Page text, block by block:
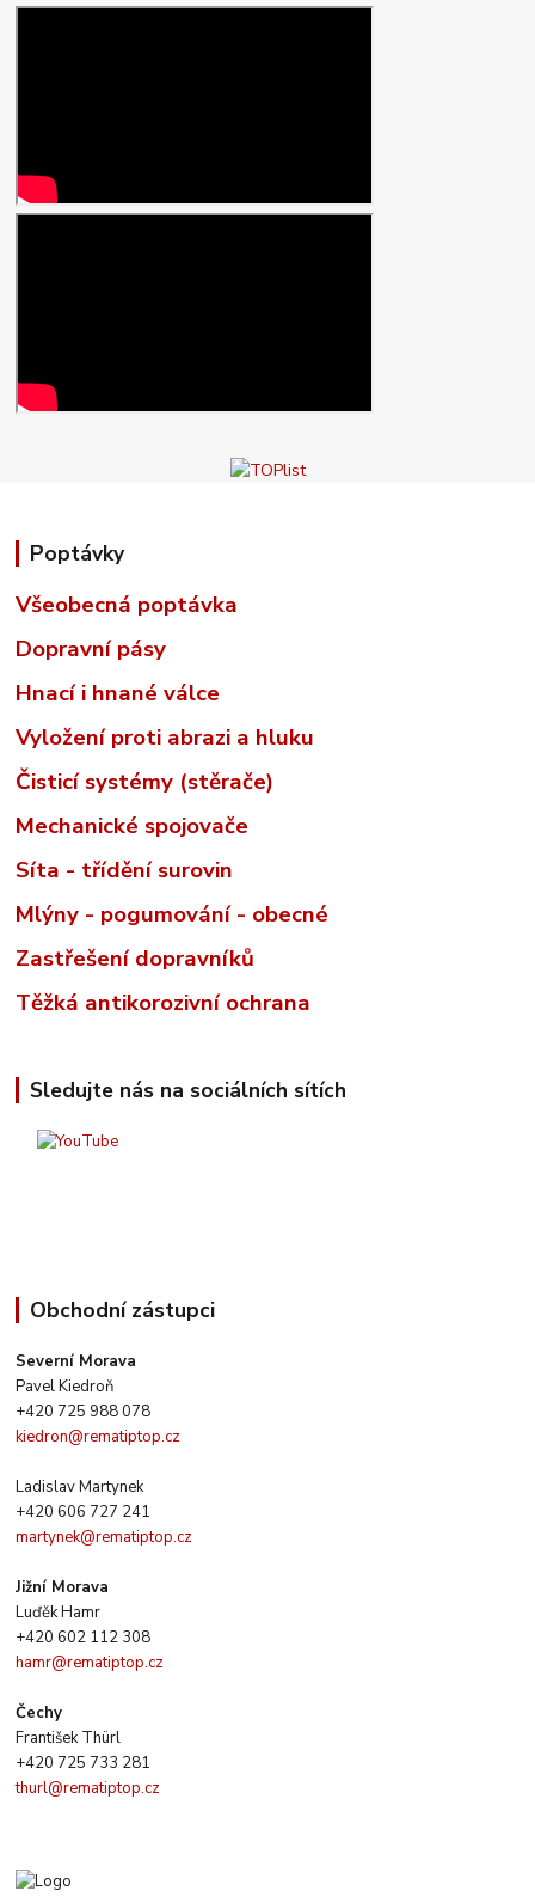
Poptávky
Všeobecná poptávka
Dopravní pásy
Hnací i hnané válce
Vyložení proti abrazi a hluku
Čisticí systémy (stěrače)
Mechanické spojovače
Síta - třídění surovin
Mlýny - pogumování - obecné
Zastřešení dopravníků
Těžká antikorozivní ochrana
Sledujte nás na sociálních sítích
Obchodní zástupci
Severní Morava
Pavel Kiedroň
+420 725 988 078
kiedron@rematiptop.cz
Ladislav Martynek
+420 606 727 241
martynek@rematiptop.cz
Jižní Morava
Luďěk Hamr
+420 602 112 308
hamr@rematiptop.cz
Čechy
František Thürl
+420 725 733 281
thurl@rematiptop.cz